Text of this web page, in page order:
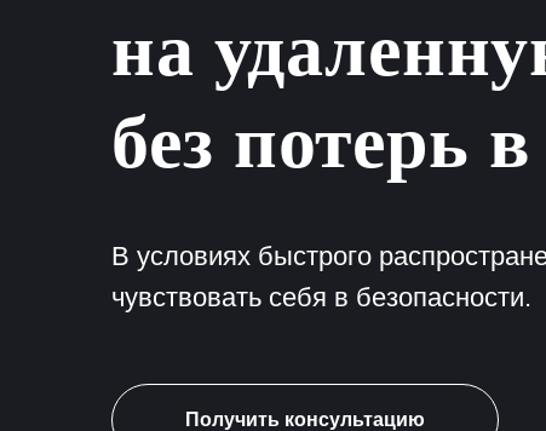
на
без потерь
В условиях быстрого
чувствовать себя в безопасности.
Получить консультацию